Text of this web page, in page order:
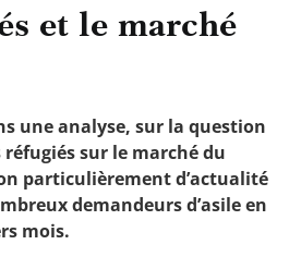
et le marché
une analyse, sur la question
sur le marché du
particulièrement d’actualité
demandeurs d’asile en
mois.